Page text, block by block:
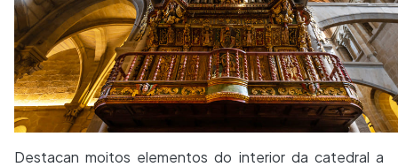
Destacan moitos elementos do interior da catedral a